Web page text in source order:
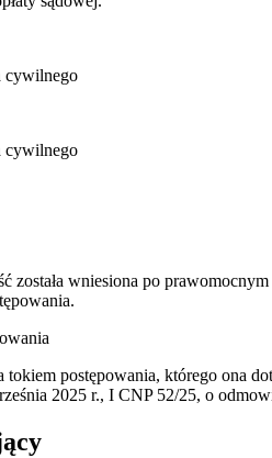
cywilnego
cywilnego
została wniesiona po
tokiem postępowania, którego ona
2025 r., I CNP 52/25, o